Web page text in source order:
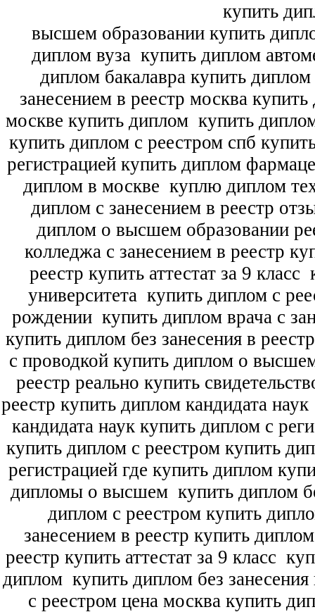
купить
высшем образовании купить
диплом вуза купить диплом
диплом бакалавра купить
занесением в реестр москва
москве купить диплом купить
купить диплом с реестром спб
регистрацией купить диплом
диплом в москве куплю диплом
диплом с занесением в реестр
диплом о высшем образовании
колледжа с занесением в реестр
реестр купить аттестат за 9 класс
университета купить диплом с
рождении купить диплом врача с
купить диплом без занесения в
с проводкой купить диплом о
реестр реально купить
реестр купить диплом кандидата наук
кандидата наук купить диплом с
купить диплом с реестром купить
регистрацией где купить диплом
дипломы о высшем купить диплом
диплом с реестром купить
занесением в реестр купить
реестр купить аттестат за 9 класс
диплом купить диплом без
с реестром цена москва купить